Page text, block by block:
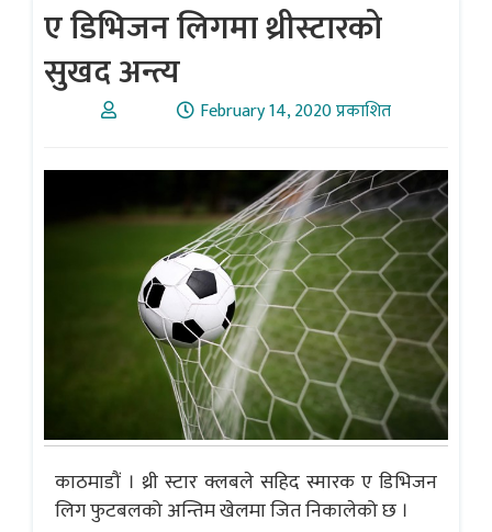
ए डिभिजन लिगमा थ्रीस्टारको
सुखद अन्त्य
February 14, 2020 प्रकाशित
काठमाडौं । थ्री स्टार क्लबले सहिद स्मारक ए डिभिजन
लिग फुटबलको अन्तिम खेलमा जित निकालेको छ ।